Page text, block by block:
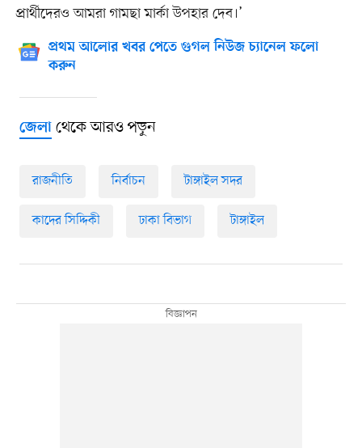
প্রার্থীদেরও আমরা গামছা মার্কা উপহার দেব।’
প্রথম আলোর খবর পেতে গুগল নিউজ চ্যানেল ফলো
করুন
জেলাথেকে আরও পড়ুন
রাজনীতি নির্বাচন টাঙ্গাইল সদর
কাদের সিদ্দিকী ঢাকা বিভাগ টাঙ্গাইল